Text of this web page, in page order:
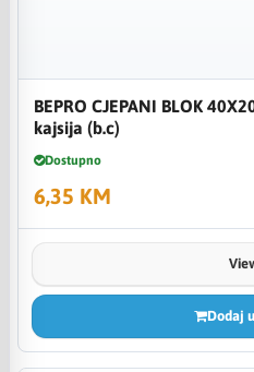
BEPRO CJEPANI BLOK
kajsija (b.c)
Dostupno
6,35 KM
Dodaj